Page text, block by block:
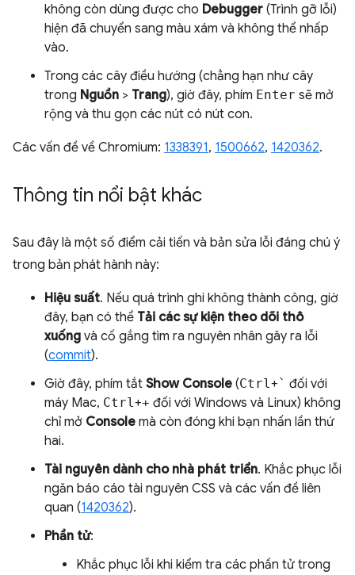
không còn dùng được cho Debugger (Trình gỡ lỗi)
hiện đã chuyển sang màu xám và không thể nhấp
vào.
Trong các cây điều hướng (chẳng hạn như cây
trong Nguồn > Trang), giờ đây, phím Enter sẽ mở
rộng và thu gọn các nút có nút con.
Các vấn đề về Chromium: 1338391, 1500662, 1420362.
Thông tin nổi bật khác
Sau đây là một số điểm cải tiến và bản sửa lỗi đáng chú ý
trong bản phát hành này:
Hiệu suất. Nếu quá trình ghi không thành công, giờ
đây, bạn có thể Tải các sự kiện theo dõi thô
xuống và cố gắng tìm ra nguyên nhân gây ra lỗi
(commit).
Giờ đây, phím tắt Show Console (Ctrl+ ` đối với
máy Mac, Ctrl++ đối với Windows và Linux) không
chỉ mở Console mà còn đóng khi bạn nhấn lần thứ
hai.
Tài nguyên dành cho nhà phát triển. Khắc phục lỗi
ngăn báo cáo tài nguyên CSS và các vấn đề liên
quan (1420362).
Phần tử:
Khắc phục lỗi khi kiểm tra các phần tử trong